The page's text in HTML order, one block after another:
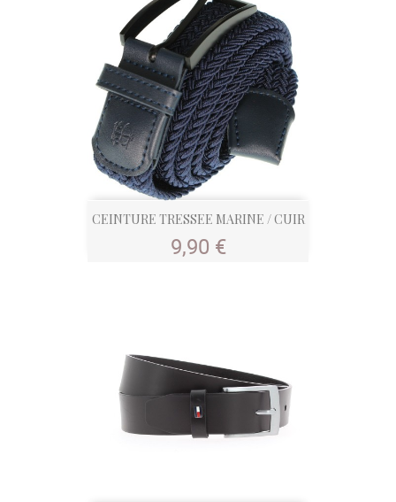
CEINTURE TRESSEE MARINE / CUIR
Prix
9,90 €